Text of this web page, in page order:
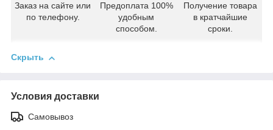
Заказ на сайте или
по телефону.
Предоплата 100%
удобным
способом.
Получение товара
в кратчайшие
сроки.
Скрыть
Условия доставки
Самовывоз